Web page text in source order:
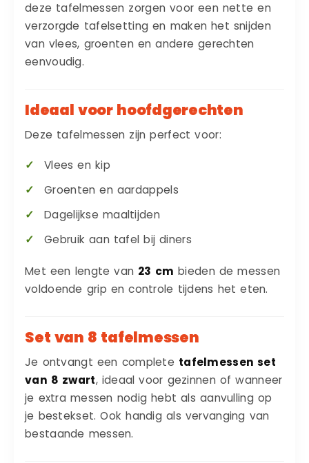
deze tafelmessen zorgen voor een nette en
verzorgde tafelsetting en maken het snijden
van vlees, groenten en andere gerechten
eenvoudig.
Ideaal voor hoofdgerechten
Deze tafelmessen zijn perfect voor:
Vlees en kip
Groenten en aardappels
Dagelijkse maaltijden
Gebruik aan tafel bij diners
Met een lengte van 23 cm bieden de messen
voldoende grip en controle tijdens het eten.
Set van 8 tafelmessen
Je ontvangt een complete tafelmessen set
van 8 zwart, ideaal voor gezinnen of wanneer
je extra messen nodig hebt als aanvulling op
je bestekset. Ook handig als vervanging van
bestaande messen.